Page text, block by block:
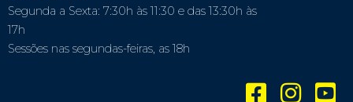
Segunda a Sexta: 7:30h às 11:30 e das 13:30h às
17h
Sessões nas segundas-feiras, as 18h